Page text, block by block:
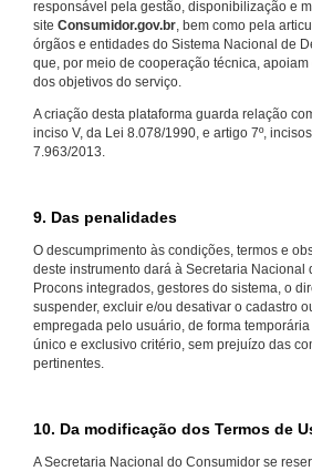
responsável pela gestão, disponibilização e
site Consumidor.gov.br, bem como pela
órgãos e entidades do Sistema Nacional de
que, por meio de cooperação técnica,
dos objetivos do serviço.
A criação desta plataforma guarda relação
inciso V, da Lei 8.078/1990, e artigo 7º,
7.963/2013.
9. Das penalidades
O descumprimento às condições, termos e
deste instrumento dará à Secretaria Nacional
Procons integrados, gestores do sistema, o
suspender, excluir e/ou desativar o cadastro
empregada pelo usuário, de forma
único e exclusivo critério, sem prejuízo das
pertinentes.
10. Da modificação dos Termos de
A Secretaria Nacional do Consumidor se